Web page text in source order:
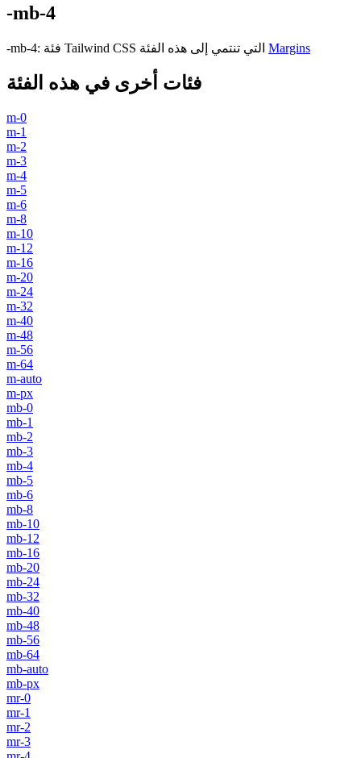
-mb-4
-mb-4: فئة Tailwind CSS التي تنتمي إلى هذه الفئة Margins
فئات أخرى في هذه الفئة
m-0
m-1
m-2
m-3
m-4
m-5
m-6
m-8
m-10
m-12
m-16
m-20
m-24
m-32
m-40
m-48
m-56
m-64
m-auto
m-px
mb-0
mb-1
mb-2
mb-3
mb-4
mb-5
mb-6
mb-8
mb-10
mb-12
mb-16
mb-20
mb-24
mb-32
mb-40
mb-48
mb-56
mb-64
mb-auto
mb-px
mr-0
mr-1
mr-2
mr-3